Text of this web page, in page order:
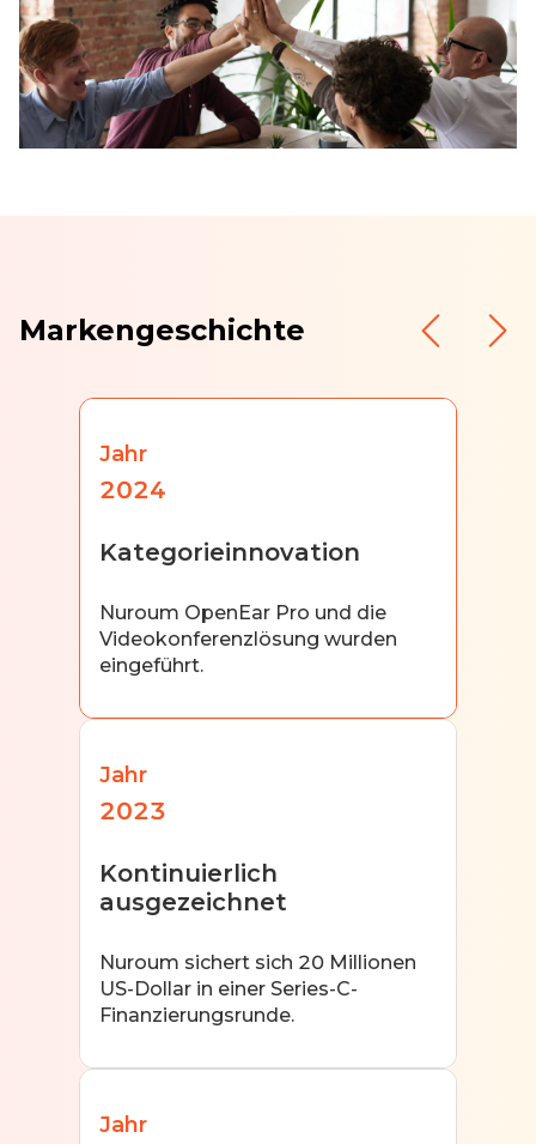
Markengeschichte
Jahr
2024
Kategorieinnovation
Nuroum OpenEar Pro und die
Videokonferenzlösung wurden
eingeführt.
Jahr
2023
Kontinuierlich
ausgezeichnet
Nuroum sichert sich 20 Millionen
US-Dollar in einer Series-C-
Finanzierungsrunde.
Jahr